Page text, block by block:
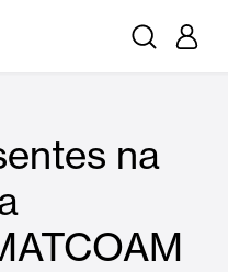
na